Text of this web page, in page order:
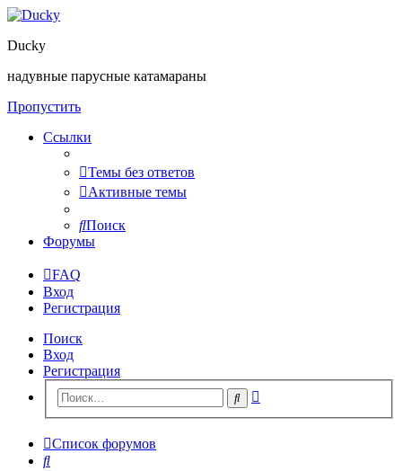
Ducky
надувные парусные катамараны
Пропустить
Ссылки
Темы без ответов
Активные темы
Поиск
Форумы
FAQ
Вход
Регистрация
Поиск
Вход
Регистрация
Поиск
Список форумов
Поиск